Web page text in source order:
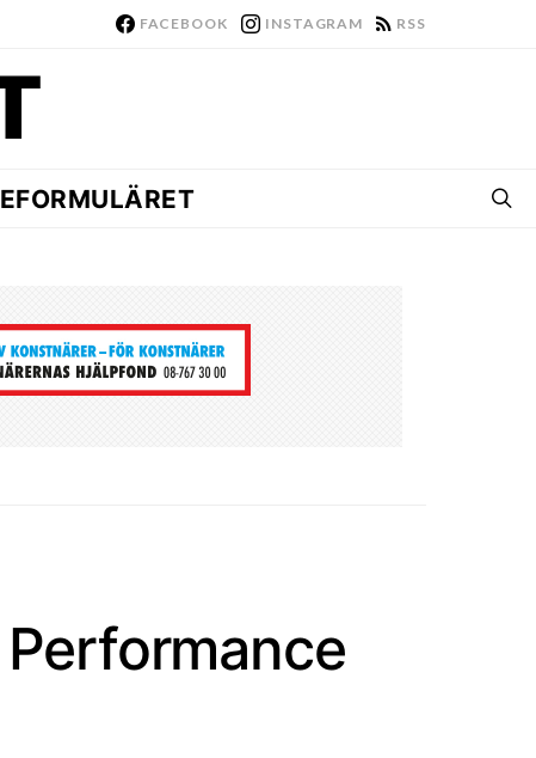
FACEBOOK INSTAGRAM RSS